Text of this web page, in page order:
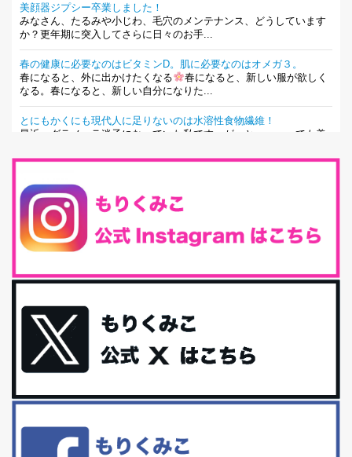
美顔器ジプシー卒業しました！
みなさん、たるみや小じわ、毛穴のメンテナンス、どうしています
か？更年期に突入してさらに日々のお手...
春の健康に必要なのはビタミンD。肌に必要なのはオメガ３。
春になると、外に出かけたくなる
春になると、新しい服が欲しく
なる。春になると、新しい自分になりた...
とにもかくにも現代人に足りないのは水溶性食物繊維！
最近、グラノーラ迷子になっていた私です。が、と〜〜〜っても美
腸内環境を整えることは、健康維持の中でいっちばん大事！だと私
は思っています。 ヒトの免...
iHerb特大セール終了間近！みんな何買う？
最近お風呂上がりの炭酸水をシリカシリカにしているんだけど確か
今回は、最近毎回定期的に購入している「楽天ふるさと納税」の返
礼品トップ５を紹介します。今までいろ...
更年期を穏やかに乗りきるために今できる５つのこと。
アラフィフからの体と心の整え方。 私も気づけばアラフィフ、これ
といった更年期症状はまだ...
白髪・美容・免疫力、現代人に足りないのは海藻！
リーブオイルorごま油をたらす。&n...